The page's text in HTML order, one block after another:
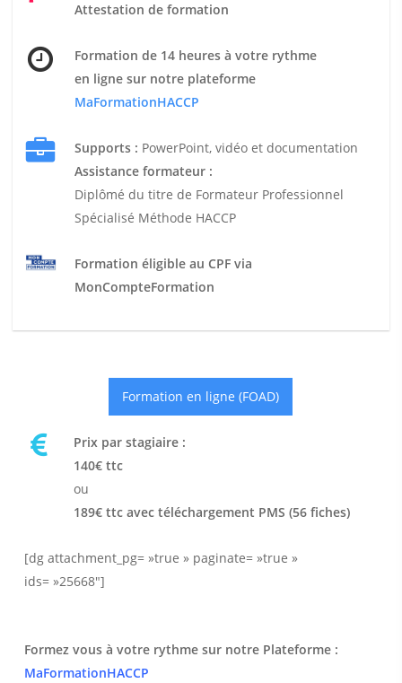
Attestation de formation
Formation de 14 heures à votre rythme
en ligne sur notre plateforme
MaFormationHACCP
Supports : PowerPoint, vidéo et documentation
Assistance formateur :
Diplômé du titre de Formateur Professionnel
Spécialisé Méthode HACCP
Formation éligible au CPF via
MonCompteFormation
Formation en ligne (FOAD)
Prix par stagiaire :
140€ ttc
ou
189€ ttc avec téléchargement PMS (56 fiches)
[dg attachment_pg= »true » paginate= »true »
ids= »25668″]
Formez vous à votre rythme sur notre Plateforme :
MaFormationHACCP